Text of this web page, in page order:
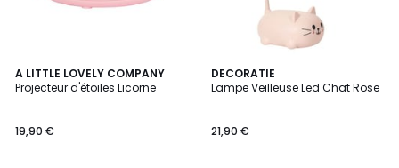
A LITTLE LOVELY COMPANY
Projecteur d'étoiles Licorne
19,90 €
DECORATIE
Lampe Veilleuse Led Chat Rose
21,90 €